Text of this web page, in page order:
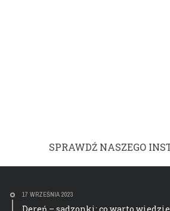
SPRAWDŹ NASZEGO
17 WRZEŚNIA 2023